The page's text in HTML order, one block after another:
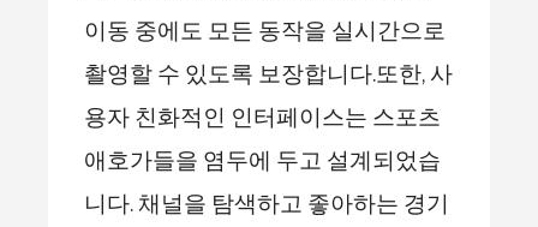
이동 중에도 모든 동작을 실시간으로
촬영할 수 있도록 보장합니다.또한, 사
용자 친화적인 인터페이스는 스포츠
애호가들을 염두에 두고 설계되었습
니다. 채널을 탐색하고 좋아하는 경기